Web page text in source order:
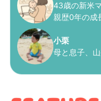
43歳の新米
親歴0年の成
小栗
母と息子、